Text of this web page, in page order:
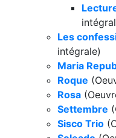
Les
intégrale)
Maria
Roque
Rosa
Settembre
Sisco Trio